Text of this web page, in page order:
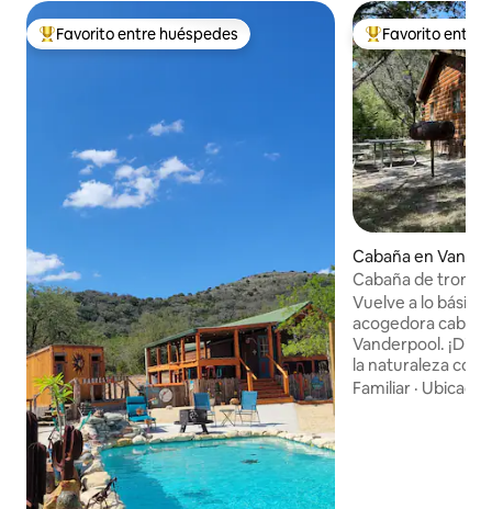
Favorito entre huéspedes preferido
Favorito entre huéspedes Favorito entre
Favorito entre
Cabaña en
Cabaña de
Vuelve a lo
acogedora
Vanderpool. ¡Disfruta reconectando con
la naturaleza con
el río Sabinal, haz
Familiar ·